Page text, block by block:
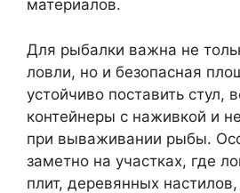
материалов.
Для рыбалки важна не
ловли, но и безопасная
устойчиво поставить стул,
контейнеры с наживкой и
при вываживании рыбы.
заметно на участках, где
плит, деревянных